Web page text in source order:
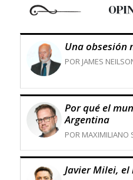
Una obsesión
POR JAMES
Por qué el
Argentina
POR MAXIMILIANO
Javier Milei,